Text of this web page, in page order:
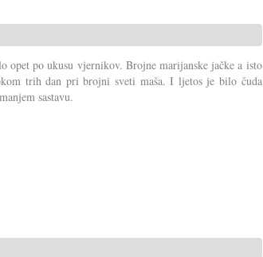
opet po ukusu vjernikov. Brojne marijanske jačke a isto
trih dan pri brojni sveti maša. I ljetos je bilo čuda
sastavu.